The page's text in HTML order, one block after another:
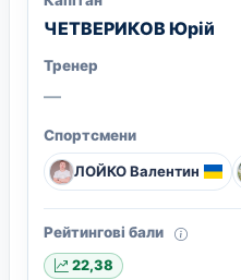
ЧЕТВЕРИКОВ Юрій
Тренер
—
Спортсмени
ЛОЙКО Валентин
Рейтингові бали
22,38